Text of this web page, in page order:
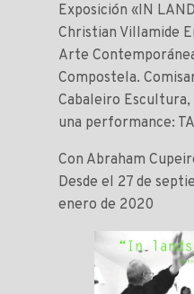
Exposición «IN
Christian Villamide
Arte
Compostela.
Cabaleiro
una performance:
Con Abraham
Desde el 27 de
enero de 2020